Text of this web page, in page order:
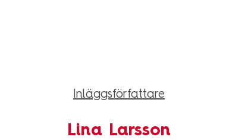
Inläggsförfattare
Lina Larsson